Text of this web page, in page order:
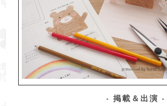
掲載＆出演